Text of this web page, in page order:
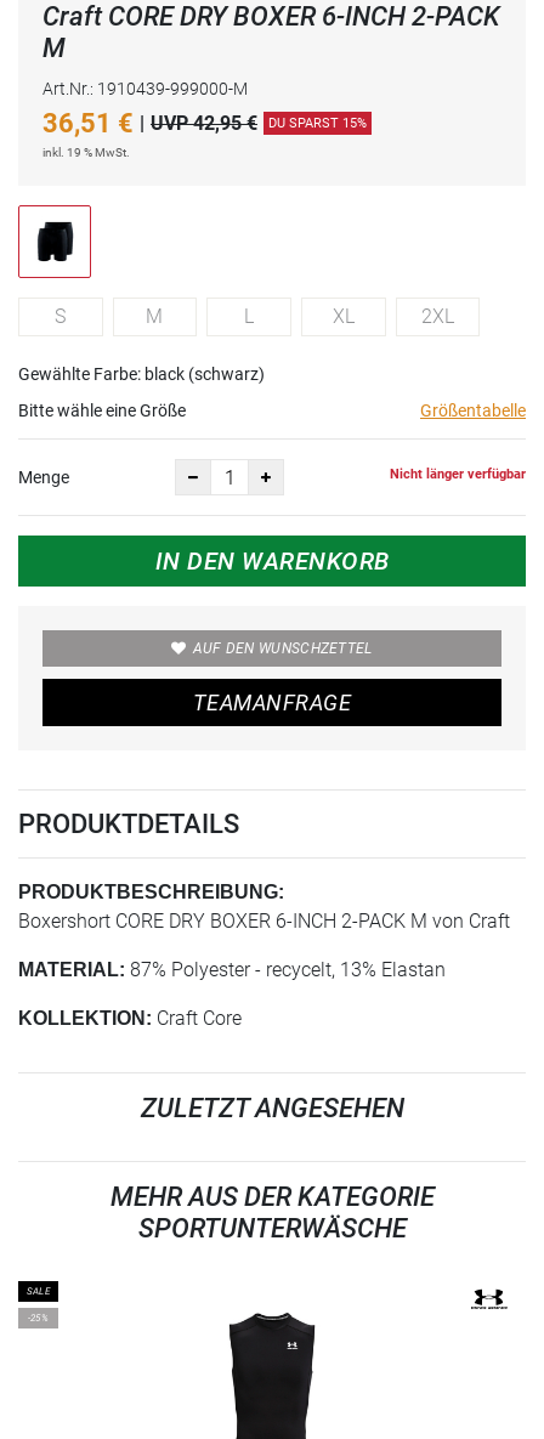
Craft CORE DRY BOXER 6-INCH 2-PACK
M
Art.Nr.: 1910439-999000-M
36,51 € | UVP 42,95 € DU SPARST 15%
inkl. 19 % MwSt.
S M L XL 2XL
Gewählte Farbe: black (schwarz)
Bitte wähle eine Größe
Größentabelle
Menge Nicht länger verfügbar
IN DEN WARENKORB
AUF DEN WUNSCHZETTEL
TEAMANFRAGE
PRODUKTDETAILS
PRODUKTBESCHREIBUNG:
Boxershort CORE DRY BOXER 6-INCH 2-PACK M von Craft
MATERIAL: 87% Polyester - recycelt, 13% Elastan
KOLLEKTION: Craft Core
ZULETZT ANGESEHEN
MEHR AUS DER KATEGORIE
SPORTUNTERWÄSCHE
SALE
-25%